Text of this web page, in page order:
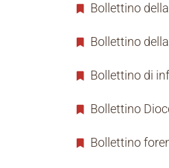
Bollettino
Bollettino
Bollettino di
Bollettino
Bollettino